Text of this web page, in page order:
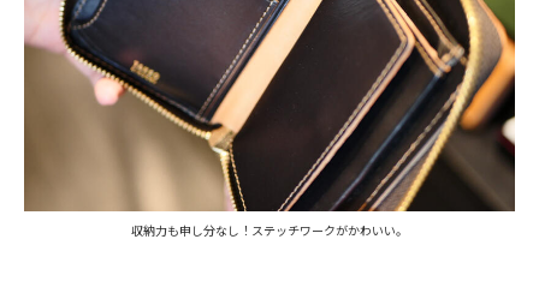
収納力も申し分なし！ステッチワークがかわいい。